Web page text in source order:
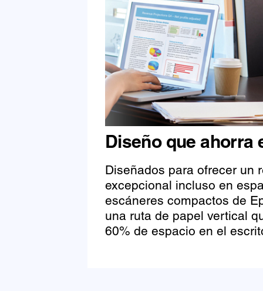
Diseño que ahorra
Diseñados para ofrecer un
excepcional incluso en
escáneres compactos de
una ruta de papel vertical
60% de espacio en el